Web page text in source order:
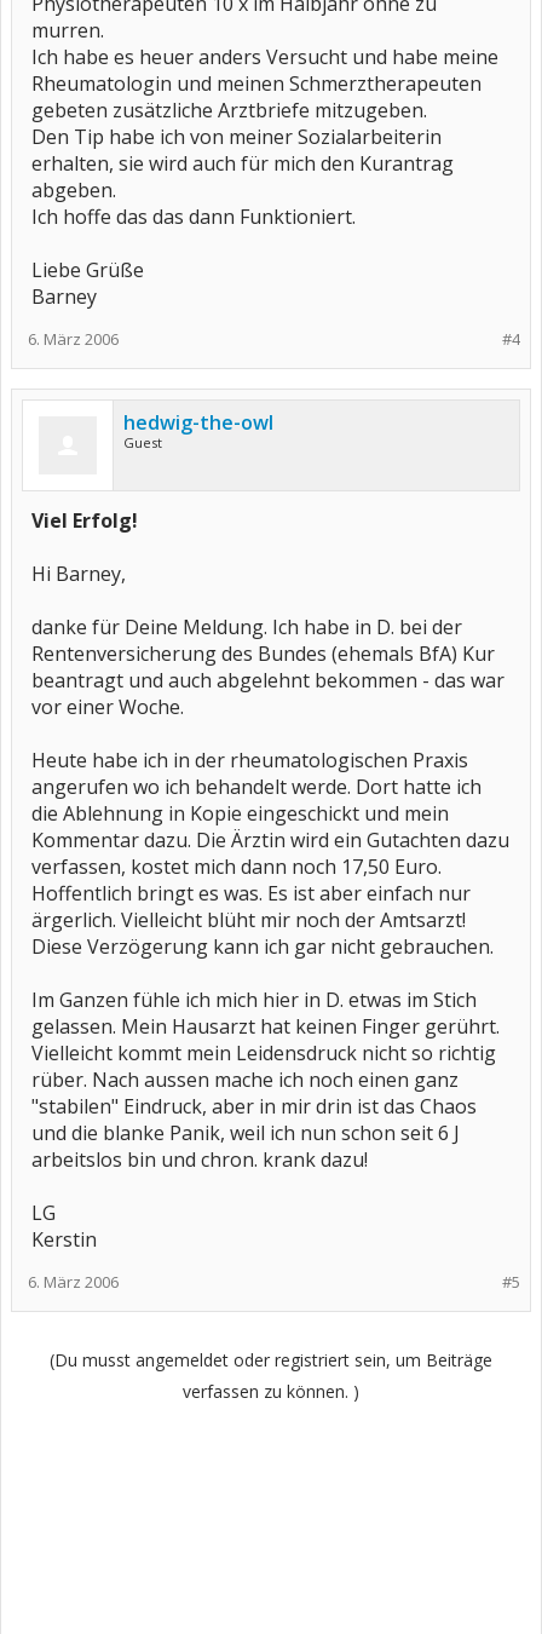
murren.
Ich habe es heuer anders Versucht und habe meine
Rheumatologin und meinen Schmerztherapeuten
gebeten zusätzliche Arztbriefe mitzugeben.
Den Tip habe ich von meiner Sozialarbeiterin
erhalten, sie wird auch für mich den Kurantrag
abgeben.
Ich hoffe das das dann Funktioniert.
Liebe Grüße
Barney
#4
6. März 2006
hedwig-the-owl
Guest
Viel Erfolg!
Hi Barney,
danke für Deine Meldung. Ich habe in D. bei der
Rentenversicherung des Bundes (ehemals BfA) Kur
beantragt und auch abgelehnt bekommen - das war
vor einer Woche.
Heute habe ich in der rheumatologischen Praxis
angerufen wo ich behandelt werde. Dort hatte ich
die Ablehnung in Kopie eingeschickt und mein
Kommentar dazu. Die Ärztin wird ein Gutachten dazu
verfassen, kostet mich dann noch 17,50 Euro.
Hoffentlich bringt es was. Es ist aber einfach nur
ärgerlich. Vielleicht blüht mir noch der Amtsarzt!
Diese Verzögerung kann ich gar nicht gebrauchen.
Im Ganzen fühle ich mich hier in D. etwas im Stich
gelassen. Mein Hausarzt hat keinen Finger gerührt.
Vielleicht kommt mein Leidensdruck nicht so richtig
rüber. Nach aussen mache ich noch einen ganz
"stabilen" Eindruck, aber in mir drin ist das Chaos
und die blanke Panik, weil ich nun schon seit 6 J
arbeitslos bin und chron. krank dazu!
LG
Kerstin
#5
6. März 2006
(Du musst angemeldet oder registriert sein, um Beiträge
verfassen zu können. )